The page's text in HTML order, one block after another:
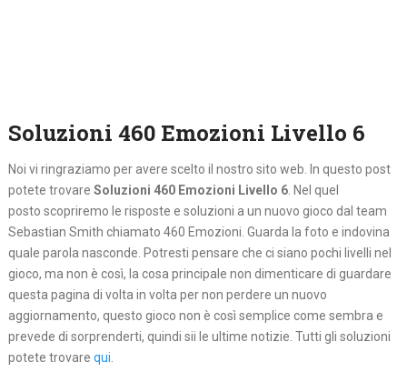
Soluzioni 460 Emozioni Livello 6
Noi vi ringraziamo per avere scelto il nostro sito web. In questo post
potete trovare Soluzioni 460 Emozioni Livello 6. Nel quel
posto scopriremo le risposte e soluzioni a un nuovo gioco dal team
Sebastian Smith chiamato 460 Emozioni. Guarda la foto e indovina
quale parola nasconde. Potresti pensare che ci siano pochi livelli nel
gioco, ma non è così, la cosa principale non dimenticare di guardare
questa pagina di volta in volta per non perdere un nuovo
aggiornamento, questo gioco non è così semplice come sembra e
prevede di sorprenderti, quindi sii le ultime notizie. Tutti gli soluzioni
potete trovare qui.